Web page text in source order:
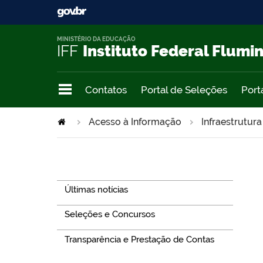
IFF Instituto Federal
MINISTÉRIO DA EDUCAÇÃO
Contatos Portal de Seleções
Acesso à Informação
Últimas notícias
Seleções e Concursos
Transparência e Prestação de Contas